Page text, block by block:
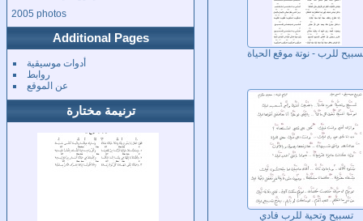
2005 photos
Additional Pages
أدوات موسيقية
روابط
عن الموقع
ترنيمة مختارة
للرب - نوتة موقع الحياة
تسبيح وتحية للرب فادي